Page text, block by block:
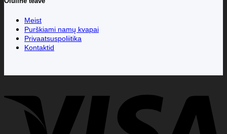
Meist
Purškiami namų kvapai
Privaatsuspoliitika
Kontaktid